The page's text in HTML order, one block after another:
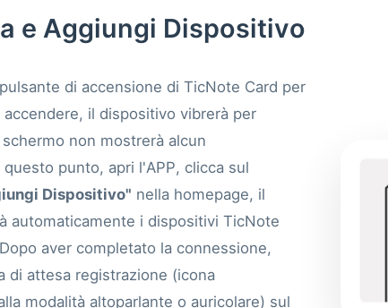
e Aggiungi Dispositivo
di accensione di TicNote Card per
il dispositivo vibrerà per
non mostrerà alcun
punto, apri l'APP, clicca sul
Dispositivo" nella homepage, il
automaticamente i dispositivi TicNote
aver completato la connessione,
di attesa registrazione (icona
modalità altoparlante o auricolare) sul